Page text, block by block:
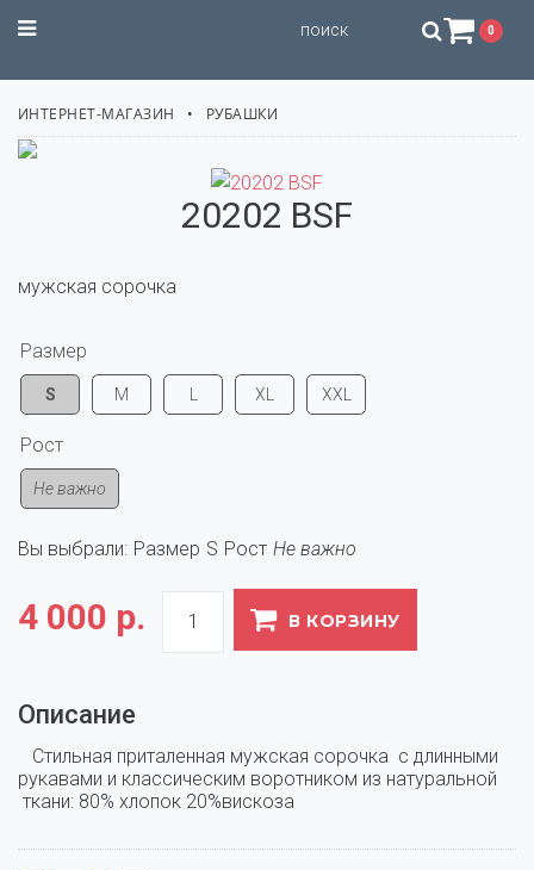
STILISSIMO 0
ИНТЕРНЕТ-МАГАЗИН РУБАШКИ
20202 BSF
мужская сорочка
Размер
S M XL XXL
Рост
Не важно
Вы выбрали: Размер S Рост Не важно
4 000 р. В КОРЗИНУ
Описание
Стильная приталенная мужская сорочка  с длинными
рукавами и классическим воротником из натуральной
ткани: 80% хлопок 20%вискоза